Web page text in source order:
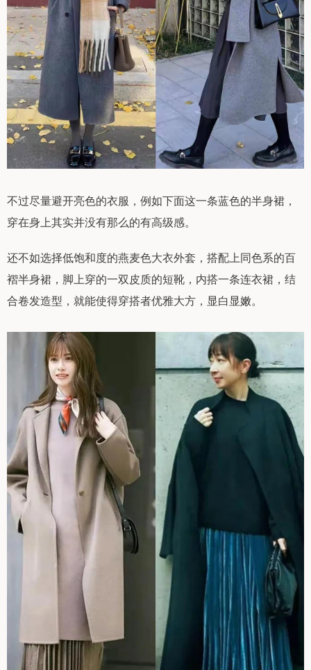
不过尽量避开亮色的衣服，例如下面这一条蓝色的半身裙，
穿在身上其实并没有那么的有高级感。
还不如选择低饱和度的燕麦色大衣外套，搭配上同色系的百
褶半身裙，脚上穿的一双皮质的短靴，内搭一条连衣裙，结
合卷发造型，就能使得穿搭者优雅大方，显白显嫩。